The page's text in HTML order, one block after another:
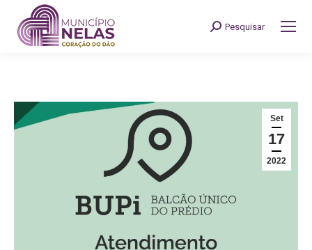
Search:
Pesquisar
Set
17
2022